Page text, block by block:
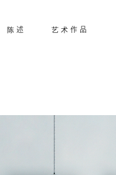
陈 述 艺 术 作 品